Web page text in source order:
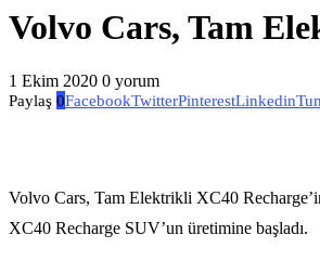
Volvo Cars, Tam
1 Ekim 2020 0 yorum
Paylaş 0FacebookTwitterPinterestLinkedin
Volvo Cars, Tam Elektrikli XC40
XC40 Recharge SUV’un üretimine başladı.